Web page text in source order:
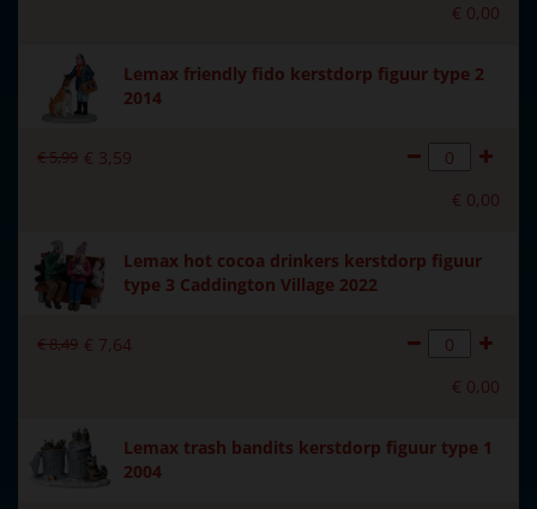
€ 0,00
Lemax friendly fido kerstdorp figuur type 2
2014
€5,99 € 3,59
€ 0,00
Lemax hot cocoa drinkers kerstdorp figuur
type 3 Caddington Village 2022
€8,49 € 7,64
€ 0,00
Lemax trash bandits kerstdorp figuur type 1
2004